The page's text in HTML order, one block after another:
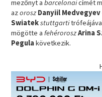
mezőnyt abarcelonaicímét
azoroszDanyiil Medvegyev
Swiatekstuttgarti
mögötte afehéroroszArina
Pegulakövetkezik.